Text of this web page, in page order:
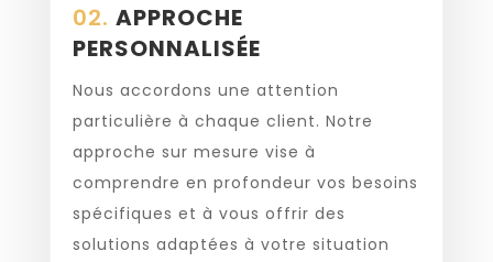
02. APPROCHE
PERSONNALISÉE
Nous accordons une attention
particulière à chaque client. Notre
approche sur mesure vise à
comprendre en profondeur vos besoins
spécifiques et à vous offrir des
solutions adaptées à votre situation